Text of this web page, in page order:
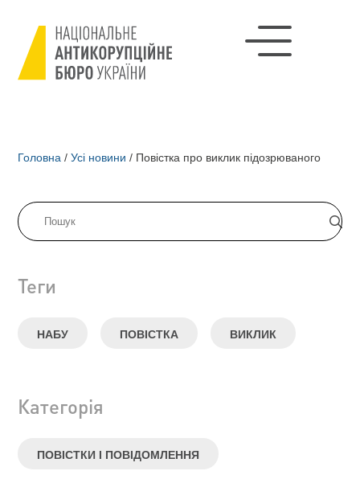
Головна / Усі новини / Повістка про виклик підозрюваного
Теги
НАБУ ПОВІСТКА ВИКЛИК
Категорія
ПОВІСТКИ І ПОВІДОМЛЕННЯ